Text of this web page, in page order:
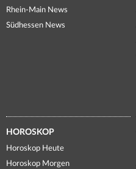
Rhein-Main News
Südhessen News
HOROSKOP
Horoskop Heute
Horoskop Morgen